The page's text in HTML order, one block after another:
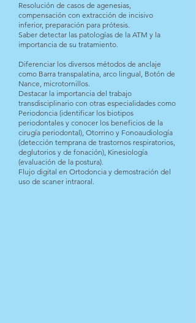
Resolución de casos de agenesias,
compensación con extracción de incisivo
inferior, preparación para prótesis.
Saber detectar las patologías de la ATM y la
importancia de su tratamiento.
Diferenciar los diversos métodos de anclaje
como Barra transpalatina, arco lingual, Botón de
Nance, microtornillos.
Destacar la importancia del trabajo
transdisciplinario con otras especialidades como
Periodoncia (identificar los biotipos
periodontales y conocer los beneficios de la
cirugía periodontal), Otorrino y Fonoaudiología
(detección temprana de trastornos respiratorios,
deglutorios y de fonación), Kinesiología
(evaluación de la postura).
Flujo digital en Ortodoncia y demostración del
uso de scaner intraoral.